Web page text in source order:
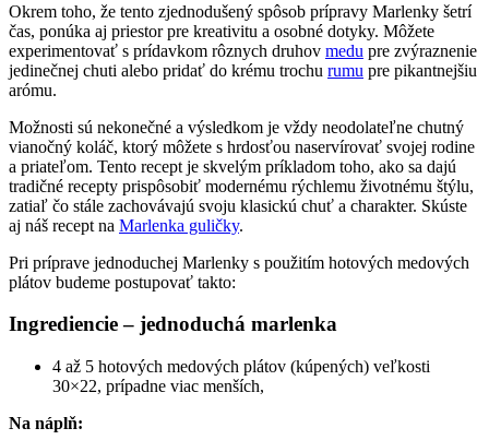
Okrem toho, že tento zjednodušený spôsob prípravy Marlenky šetrí
čas, ponúka aj priestor pre kreativitu a osobné dotyky. Môžete
experimentovať s prídavkom rôznych druhov medu pre zvýraznenie
jedinečnej chuti alebo pridať do krému trochu rumu pre pikantnejšiu
arómu.
Možnosti sú nekonečné a výsledkom je vždy neodolateľne chutný
vianočný koláč, ktorý môžete s hrdosťou naservírovať svojej rodine
a priateľom. Tento recept je skvelým príkladom toho, ako sa dajú
tradičné recepty prispôsobiť modernému rýchlemu životnému štýlu,
zatiaľ čo stále zachovávajú svoju klasickú chuť a charakter. Skúste
aj náš recept na Marlenka guličky.
Pri príprave jednoduchej Marlenky s použitím hotových medových
plátov budeme postupovať takto:
Ingrediencie – jednoduchá marlenka
4 až 5 hotových medových plátov (kúpených) veľkosti
30×22, prípadne viac menších,
Na náplň: